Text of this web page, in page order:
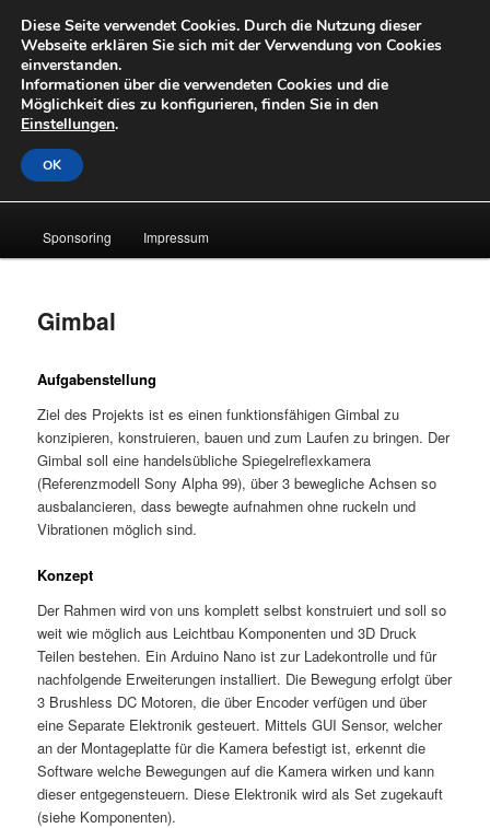
primären
Inhalt
springenOpenLabs
Hauptmenü
Sponsoring Impressum
Gimbal
Aufgabenstellung
Ziel des Projekts ist es einen funktionsfähigen Gimbal zu
konzipieren, konstruieren, bauen und zum Laufen zu bringen. Der
Gimbal soll eine handelsübliche Spiegelreflexkamera
(Referenzmodell Sony Alpha 99), über 3 bewegliche Achsen so
ausbalancieren, dass bewegte aufnahmen ohne ruckeln und
Vibrationen möglich sind.
Konzept
Der Rahmen wird von uns komplett selbst konstruiert und soll so
weit wie möglich aus Leichtbau Komponenten und 3D Druck
Teilen bestehen. Ein Arduino Nano ist zur Ladekontrolle und für
nachfolgende Erweiterungen installiert. Die Bewegung erfolgt über
3 Brushless DC Motoren, die über Encoder verfügen und über
eine Separate Elektronik gesteuert. Mittels GUI Sensor, welcher
an der Montageplatte für die Kamera befestigt ist, erkennt die
Software welche Bewegungen auf die Kamera wirken und kann
dieser entgegensteuern. Diese Elektronik wird als Set zugekauft
(siehe Komponenten).
Diese Seite verwendet Cookies. Durch die Nutzung dieser
Webseite erklären Sie sich mit der Verwendung von Cookies
einverstanden.
Informationen über die verwendeten Cookies und die
Möglichkeit dies zu konfigurieren, finden Sie in den
Einstellungen.
OK